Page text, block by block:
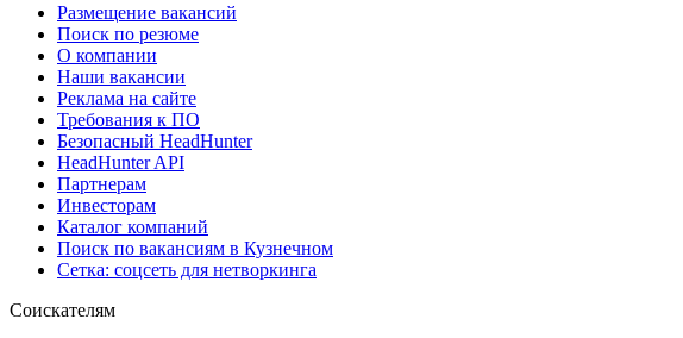
Размещение вакансий
Поиск по резюме
О компании
Наши вакансии
Реклама на сайте
Требования к ПО
Безопасный HeadHunter
HeadHunter API
Партнерам
Инвесторам
Каталог компаний
Поиск по вакансиям в Кузнечном
Сетка: соцсеть для нетворкинга
Соискателям